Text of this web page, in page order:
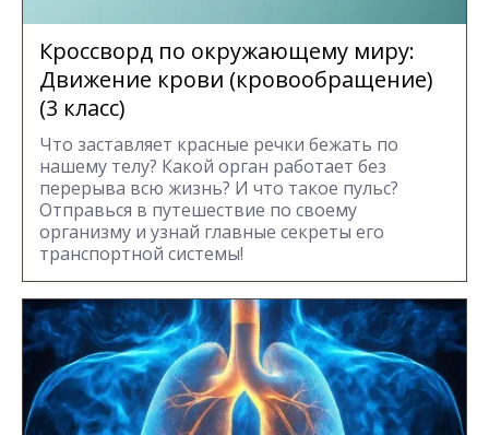
Кроссворд по окружающему миру:
Движение крови (кровообращение)
(3 класс)
Что заставляет красные речки бежать по
нашему телу? Какой орган работает без
перерыва всю жизнь? И что такое пульс?
Отправься в путешествие по своему
организму и узнай главные секреты его
транспортной системы!